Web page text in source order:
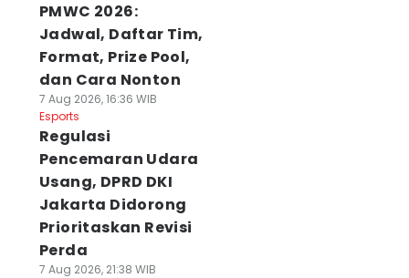
PMWC 2026:
Jadwal, Daftar Tim,
Format, Prize Pool,
dan Cara Nonton
7 Aug 2026, 16:36 WIB
Esports
Regulasi
Pencemaran Udara
Usang, DPRD DKI
Jakarta Didorong
Prioritaskan Revisi
Perda
7 Aug 2026, 21:38 WIB